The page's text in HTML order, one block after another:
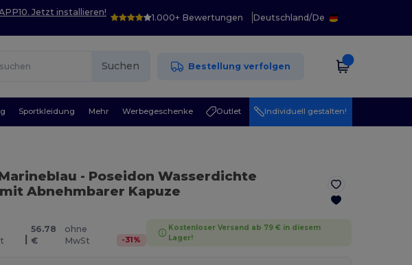
Jetzt installieren!
1.000+ Bewertungen Deutschland/De
Suchen Bestellung verfolgen
Sportkleidung Mehr Werbegeschenke Outlet Individuell gestalten!
- Poseidon Wasserdichte
Abnehmbarer Kapuze
|
56.78
€
ohne
MwSt
-31%
Kostenloser Versand ab 79 € in diesem
Lager!